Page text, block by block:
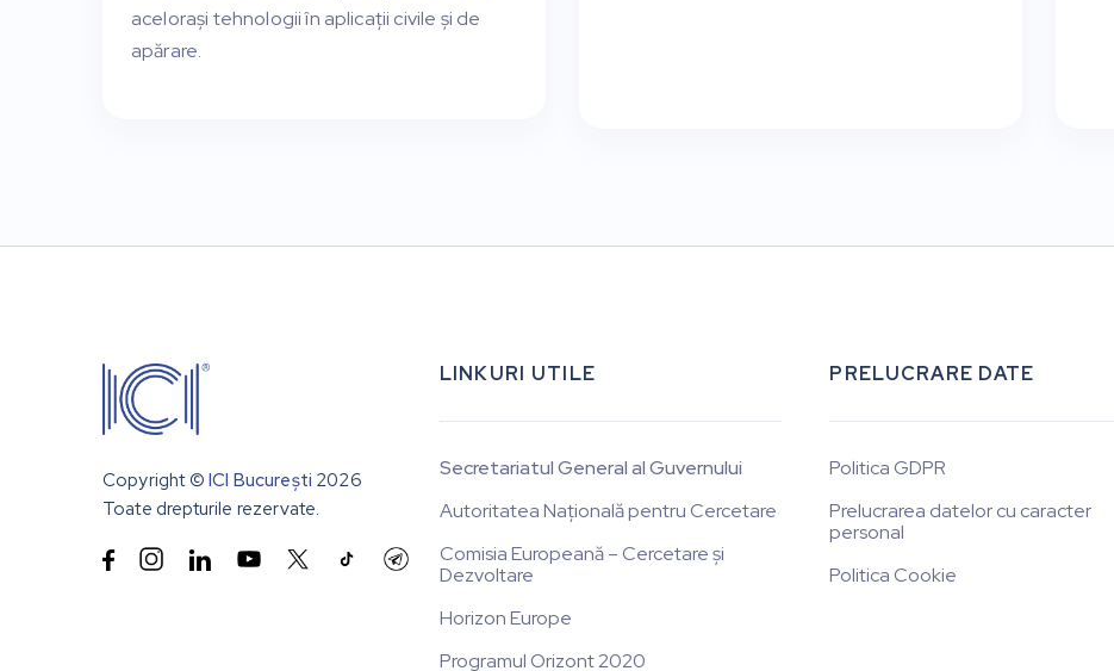
acelorași tehnologii în aplicații civile și de
apărare.
Copyright © ICI București 2026
Toate drepturile rezervate.
 
LINKURI UTILE
Secretariatul General al Guvernului
Autoritatea Națională pentru Cercetare
Comisia Europeană – Cercetare și
Dezvoltare
Horizon Europe
Programul Orizont 2020
PRELUCRARE DATE
Politica GDPR
Prelucrarea datelor cu caracter
personal
Politica Cookie